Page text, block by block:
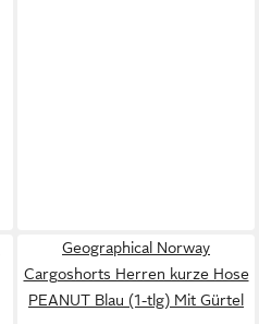
Geographical Norway
Cargoshorts Herren kurze Hose
PEANUT Blau (1-tlg) Mit Gürtel